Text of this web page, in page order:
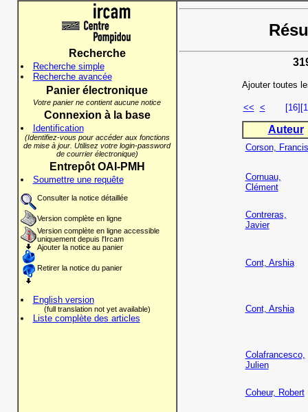
Recherche
Recherche simple
Recherche avancée
Panier électronique
Votre panier ne contient aucune notice
Connexion à la base
Identification
(Identifiez-vous pour accéder aux fonctions
de mise à jour. Utilisez votre login-password
de courrier électronique)
Entrepôt OAI-PMH
Soumettre une requête
Consulter la notice détaillée
Version complète en ligne
Version complète en ligne accessible
uniquement depuis l'Ircam
Ajouter la notice au panier
Retirer la notice du panier
English version
(full translation not yet available)
Liste complète des articles
Ajouter toutes
<< < [16]
Auteur
Corson, Francis
Cornuau,
Clément
Contreras,
Javier
Cont, Arshia
Cont, Arshia
Colafrancesco,
Julien
Coheur, Robert